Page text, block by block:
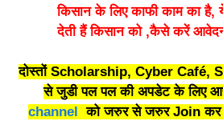
किसान के लिए काफी काम का है,
देती हैं किसान को ,कैसे करें
दोस्तों Scholarship, Cyber Café,
से जुडी पल पल की अपडेट के लिए
channel
को जरुर से जरुर Join कर